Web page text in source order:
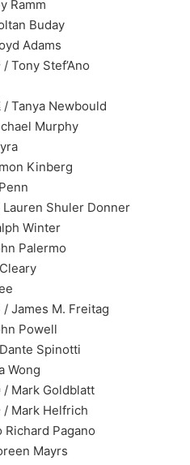
Buday
Adams
Stef’Ano
Newbould
Murphy
Kinberg
Shuler Donner
Winter
M. Freitag
Powell
Spinotti
Goldblatt
Helfrich
Pagano
Mayrs